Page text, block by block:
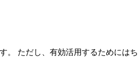
ただし、有効活用するためにはち